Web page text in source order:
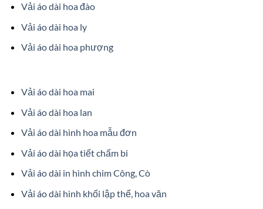
Vải áo dài hoa đào
Vải áo dài hoa ly
Vải áo dài hoa phượng
Vải áo dài hoa mai
Vải áo dài hoa lan
Vải áo dài hình hoa mẫu đơn
Vải áo dài họa tiết chấm bi
Vải áo dài in hình chim Công, Cò
Vải áo dài hình khối lập thể, hoa văn